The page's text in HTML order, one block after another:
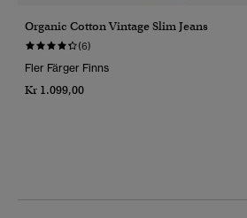
Organic Cotton Vintage Slim Jeans
(6)
Fler Färger Finns
Kr 1.099,00